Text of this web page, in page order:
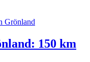
150 km